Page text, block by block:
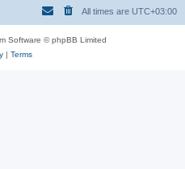
All times are UTC+03:00
Software © phpBB Limited
| Terms